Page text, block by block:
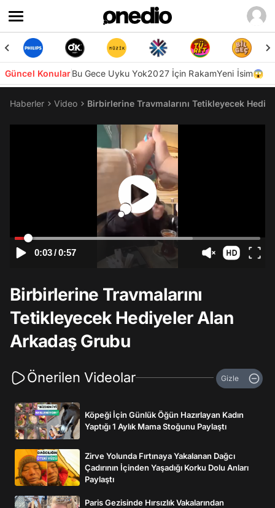
Güncel KonularBu Gece Uyku Yok2027 İçin RakamYeni İsim😱
Haberler Video Birbirlerine Travmalarını Tetikleyecek
0:03/0:57
Birbirlerine Travmalarını
Tetikleyecek Hediyeler Alan
Arkadaş Grubu
Önerilen Videolar Gizle
Köpeği İçin Günlük Öğün Hazırlayan Kadın
Yaptığı 1 Aylık Mama Stoğunu Paylaştı
Zirve Yolunda Fırtınaya Yakalanan Dağcı
Çadırının İçinden Yaşadığı Korku Dolu Anları
Paylaştı
Paris Gezisinde Hırsızlık Vakalarından